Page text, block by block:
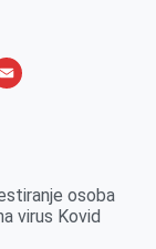
E
l
osoba
virus Kovid